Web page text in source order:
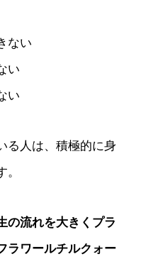
ない
い
い
る人は、積極的に身
の流れを大きくプラ
ラワールチルクォー